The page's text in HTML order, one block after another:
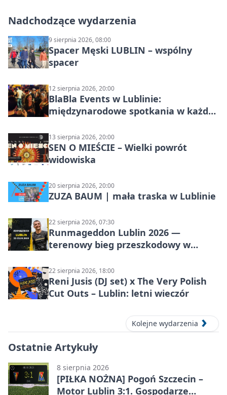
Nadchodzące wydarzenia
9 sierpnia 2026, 08:00
Spacer Męski LUBLIN – wspólny
spacer
12 sierpnia 2026, 20:00
BlaBla Events w Lublinie:
międzynarodowe spotkania w każdą
13 sierpnia 2026, 20:00
SEN O MIEŚCIE – Wielki powrót
widowiska
20 sierpnia 2026, 20:00
ZUZA BAUM | mała traska w Lublinie
22 sierpnia 2026, 07:30
Runmageddon Lublin 2026 —
terenowy bieg przeszkodowy w
22 sierpnia 2026, 18:00
Reni Jusis (DJ set) x The Very Polish
Cut Outs – Lublin: letni wieczór
Kolejne wydarzenia
Ostatnie Artykuły
8 sierpnia 2026
[PIŁKA NOŻNA] Pogoń Szczecin –
Motor Lublin 3:1. Gospodarze